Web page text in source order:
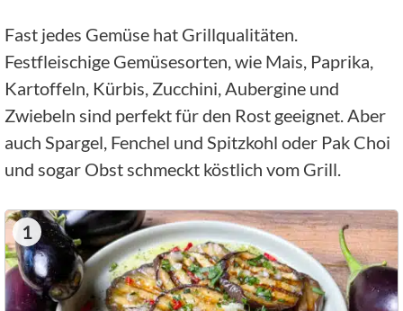
Fast jedes Gemüse hat Grillqualitäten.
Festfleischige Gemüsesorten, wie Mais, Paprika,
Kartoffeln, Kürbis, Zucchini, Aubergine und
Zwiebeln sind perfekt für den Rost geeignet. Aber
auch Spargel, Fenchel und Spitzkohl oder Pak Choi
und sogar Obst schmeckt köstlich vom Grill.
1